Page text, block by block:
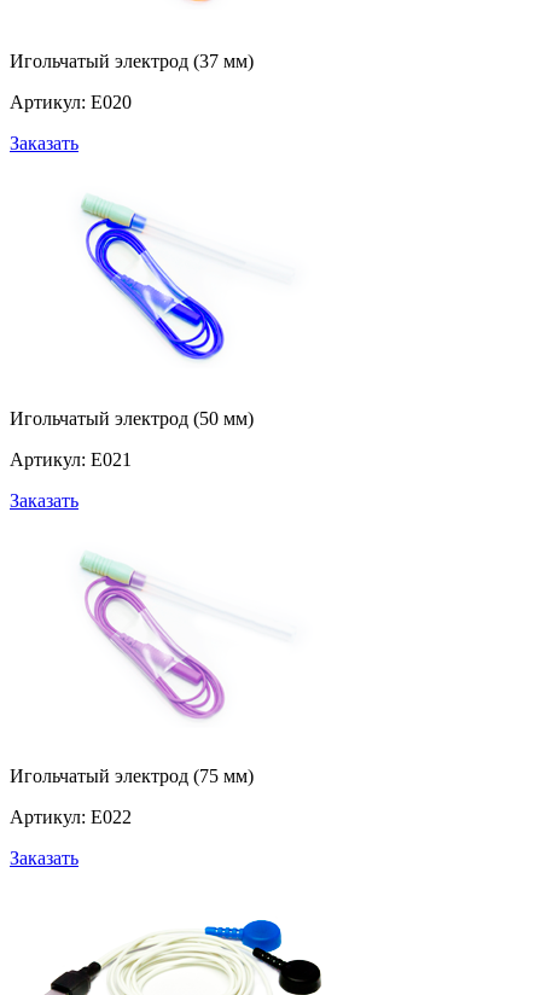
Игольчатый электрод (37 мм)
Артикул: Е020
Заказать
Игольчатый электрод (50 мм)
Артикул: Е021
Заказать
Игольчатый электрод (75 мм)
Артикул: Е022
Заказать